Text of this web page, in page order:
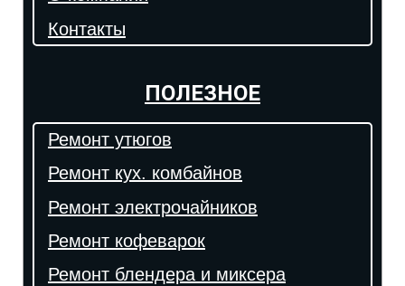
Контакты
ПОЛЕЗНОЕ
Ремонт утюгов
Ремонт кух. комбайнов
Ремонт электрочайников
Ремонт кофеварок
Ремонт блендера и миксера